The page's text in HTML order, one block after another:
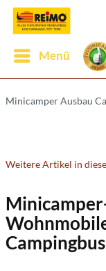
Menü
Minicamper Ausbau
Weitere Artikel in
Campingbus